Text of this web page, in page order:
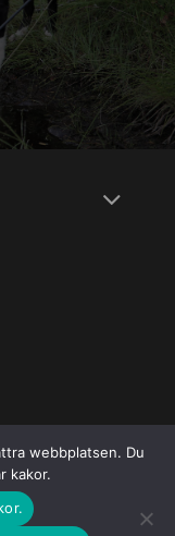
webbplatsen. Du
kakor.